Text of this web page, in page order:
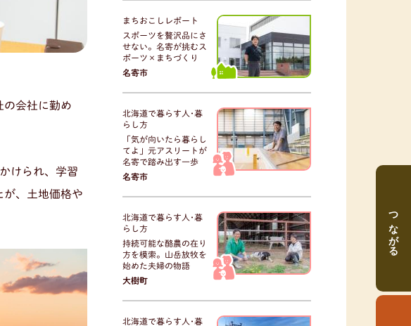
の会社に勤め
けられ、学習
が、土地価格や
まちおこしレポート
スポーツを贅沢品にさ
せない。名寄が挑むス
ポーツ×まちづくり
名寄市
北海道で暮らす人･暮
らし方
「気が向いたら暮らし
てよ」元アスリートが
名寄で踏み出す一歩
名寄市
北海道で暮らす人･暮
らし方
持続可能な酪農の在り
方を模索。山岳放牧を
始めた夫婦の物語
大樹町
北海道で暮らす人･暮
つながる